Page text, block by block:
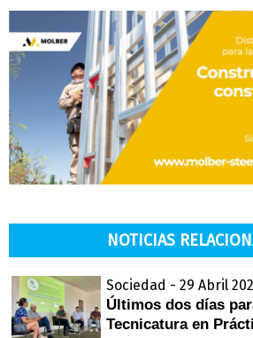
NOTICIAS
Sociedad - 29 Abril
Últimos dos días
Tecnicatura en